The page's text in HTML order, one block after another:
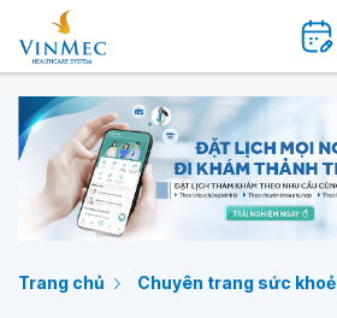
Trang chủ Chuyên trang sức khoẻ